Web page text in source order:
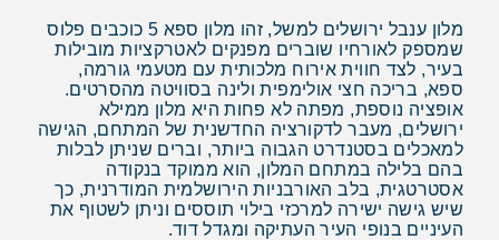
מלון ענבל ירושלים למשל, זהו מלון ספא 5 כוכבים פלוס
שמספק לאורחיו שוברים מפנקים לאטרקציות מובילות
בעיר, לצד חווית אירוח מלכותית עם מטעמי גורמה,
ספא, בריכה חצי אולימפית ולינה בסוויטה מהסרטים.
אופציה נוספת, מפתה לא פחות היא מלון ממילא
ירושלים, מעבר לדקורציה החדשנית של המתחם, הגישה
למאכלים בסטנדרט הגבוה ביותר, וברים שניתן לבלות
בהם בלילה במתחם המלון, הוא ממוקד בנקודה
אסטרטגית, בלב האורבניות הירושלמית המודרנית, כך
שיש גישה ישירה למרכזי בילוי תוססים וניתן לשטוף את
העיניים בנופי העיר העתיקה ומגדל דוד.